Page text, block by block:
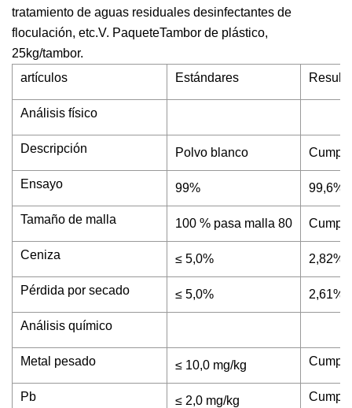
tratamiento de aguas residuales desinfectantes de
floculación, etc.V. PaqueteTambor de plástico,
25kg/tambor.
artículos
Estándares
Análisis físico
Descripción Polvo blanco Cumple
Ensayo 99% 99,6%
Tamaño de malla 100 % pasa malla 80 Cumple
Ceniza ≤ 5,0% 2,82%
Pérdida por secado ≤ 5,0% 2,61%
Análisis químico
Metal pesado ≤ 10,0 mg/kg Cumple
Pb ≤ 2,0 mg/kg Cumple